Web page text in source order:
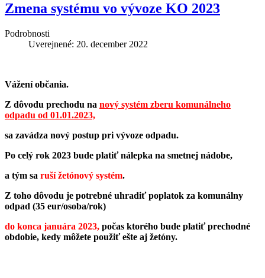
Zmena systému vo vývoze KO 2023
Podrobnosti
Uverejnené: 20. december 2022
Vážení občania.
Z dôvodu prechodu na nový systém zberu komunálneho
odpadu od 01.01.2023,
sa zavádza nový postup pri vývoze odpadu.
Po celý rok 2023 bude platiť nálepka na smetnej nádobe,
a tým sa ruší žetónový systém.
Z toho dôvodu je potrebné uhradiť poplatok za komunálny
odpad (35 eur/osoba/rok)
do konca januára 2023, počas ktorého bude platiť prechodné
obdobie, kedy môžete použiť ešte aj žetóny.